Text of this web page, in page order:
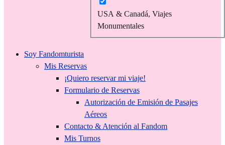
USA & Canadá, Viajes
Monumentales
Soy Fandomturista
Mis Reservas
¡Quiero reservar mi viaje!
Formulario de Reservas
Autorización de Emisión de Pasajes
Aéreos
Contacto & Atención al Fandom
Mis Turnos